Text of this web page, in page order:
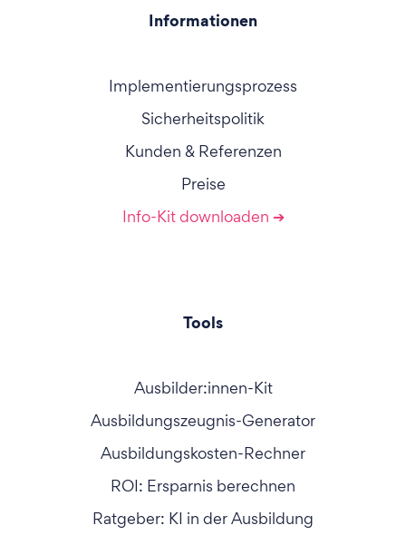
Informationen
Implementierungsprozess
Sicherheitspolitik
Kunden & Referenzen
Preise
Info-Kit downloaden ➔
Tools
Ausbilder:innen-Kit
Ausbildungszeugnis-Generator
Ausbildungskosten-Rechner
ROI: Ersparnis berechnen
Ratgeber: KI in der Ausbildung